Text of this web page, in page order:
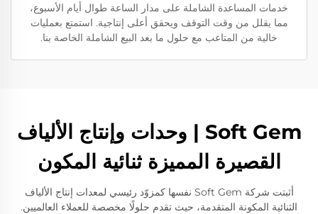
خدمات المساعدة الشاملة على مدار الساعة طوال أيام الأسبوع،
مما يقلل من وقت التوقف ويحقق أعلى إنتاجية. استمتع بعمليات
خالية من المتاعب مع حلول ما بعد البيع الشاملة الخاصة بنا.
Soft Gem | وحدات وإنتاج الألياف
القصيرة المميزة ثنائية المكون
أثبتت شركة Soft Gem نفسها كمزوّد رئيسي لمعدات إنتاج الألياف
الثنائية المكونة المتقدمة، حيث تقدم حلولًا مخصصة للعملاء العالميين.